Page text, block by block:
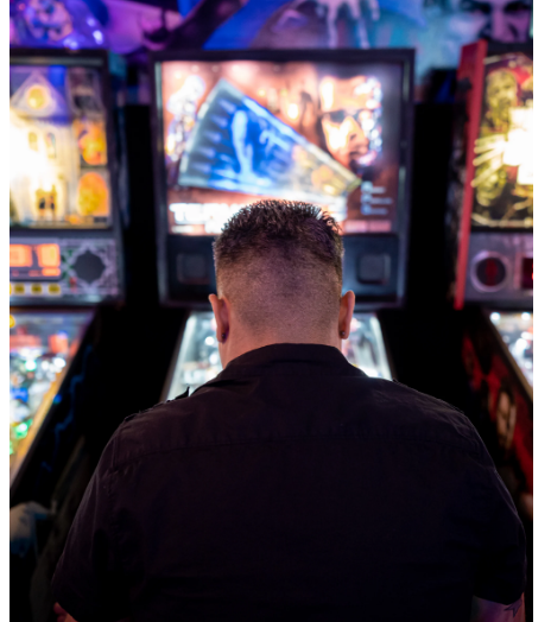
Grillete
Pala Plegable
Saco Arpillero
Pértiga Minera
Banderín Pértiga
LED Pértiga
Pértiga Minera 10 pies
Pértiga Minera 12 pies
Pértiga Minera 8 pies
Resorte Pértiga
Seguridad Vial
Baliza Apernada
Baliza LED
Baliza Magnética
Barra para conos
Barrera New Jersey
Botiquín 25 personas
Botiquín Minero
Botiquín Nexcare
Contacto